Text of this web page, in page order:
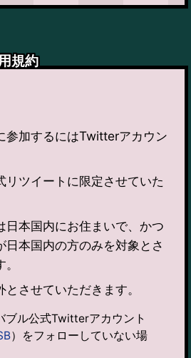
規約
参加するにはTwitterアカウン
リツイートに限定させていた
日本国内にお住まいで、かつ
日本国内の方のみを対象とさ
させていただきます。
ブル公式Twitterアカウント
）をフォローしていない場